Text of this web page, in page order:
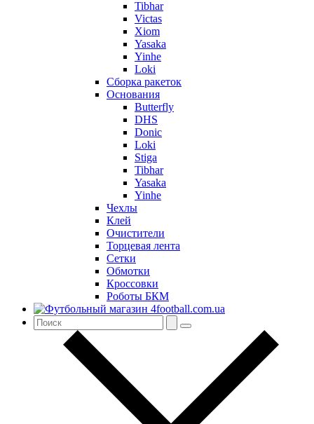
Tibhar
Victas
Xiom
Yasaka
Yinhe
Loki
Сборка ракеток
Основания
Butterfly
DHS
Donic
Loki
Stiga
Tibhar
Yasaka
Yinhe
Чехлы
Клей
Очистители
Торцевая лента
Сетки
Обмотки
Кроссовки
Роботы БКМ